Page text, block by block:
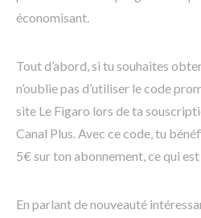
économisant.
Tout d’abord, si tu souhaites
n’oublie pas d’utiliser le code
site Le Figaro lors de ta
Canal Plus. Avec ce code, tu
5€ sur ton abonnement, ce qui
En parlant de nouveauté